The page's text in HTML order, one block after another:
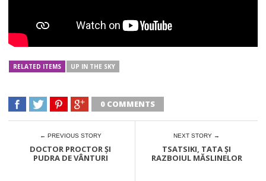
RELATED ITEMS UP IN THE SKY
0 COMMENTS
← PREVIOUS STORY
DOCTOR PROCTOR ȘI
PUDRA DE VÂNTURI
NEXT STORY →
TSATSIKI, TATA ȘI
RAZBOIUL MĂSLINELOR